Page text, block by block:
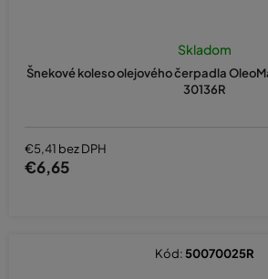
Šnekové koleso olejového čerpadla
30136R
Skladom
€5,41 bez DPH
€6,65
Kód: 50070025R